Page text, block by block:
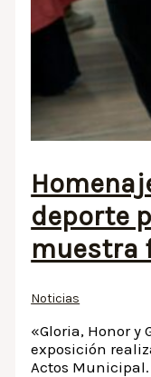
deporte
muestra
Noticias
«Gloria, Honor y
exposición
Actos Municipal.